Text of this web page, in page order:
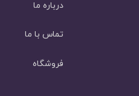
درباره ما
تماس با ما
فروشگاه